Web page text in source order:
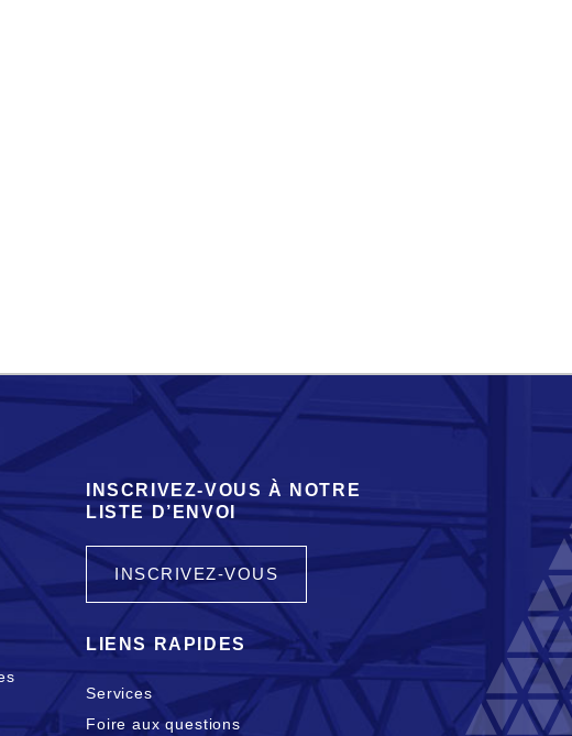
INSCRIVEZ-VOUS À NOTRE
LISTE D’ENVOI
INSCRIVEZ-VOUS
LIENS RAPIDES
Services
Foire aux questions